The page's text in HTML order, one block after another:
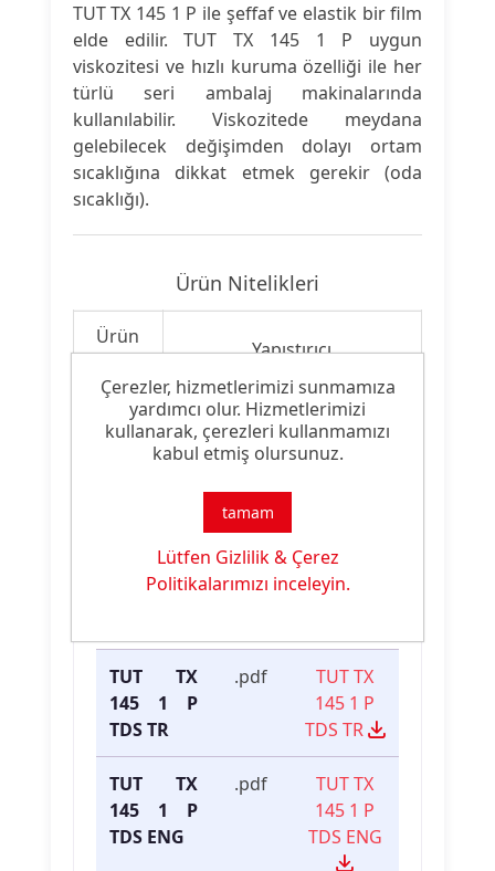
TUT TX 145 1 P ile şeffaf ve elastik bir film
elde edilir. TUT TX 145 1 P uygun
viskozitesi ve hızlı kuruma özelliği ile her
türlü seri ambalaj makinalarında
kullanılabilir. Viskozitede meydana
gelebilecek değişimden dolayı ortam
sıcaklığına dikkat etmek gerekir (oda
sıcaklığı).
Ürün Nitelikleri
Ürün
Yapıştırıcı
Ürün
Özelliği:
Ambalaj Sektöründe
Kullanılan Yapıştırma Tutkalı
Ürün Dokümanları
Dosya
Dosya
İndirme
TUT TX
145 1 P
TDS TR
.pdf
TUT TX
145 1 P
TDS TR
TUT TX
145 1 P
TDS ENG
.pdf
TUT TX
145 1 P
TDS ENG
Çerezler, hizmetlerimizi sunmamıza
yardımcı olur. Hizmetlerimizi
kullanarak, çerezleri kullanmamızı
kabul etmiş olursunuz.
tamam
Lütfen Gizlilik & Çerez
Politikalarımızı inceleyin.